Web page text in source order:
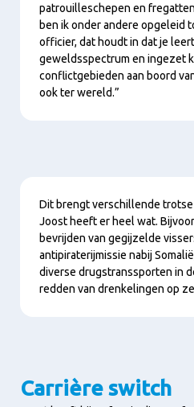
patrouilleschepen en
ben ik onder andere opgeleid
officier, dat houdt in dat je
geweldsspectrum en ingezet
conflictgebieden aan boord
ook ter wereld.”
Content
Dit brengt verschillende
Joost heeft er heel wat.
bevrijden van gegijzelde
antipiraterijmissie nabij
diverse drugstranssporten in
redden van drenkelingen op
Carrière switch